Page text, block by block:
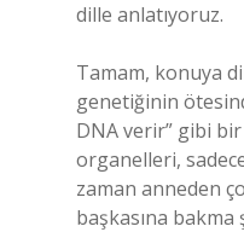
dille anlatıyoruz.
Tamam, konuya
genetiğinin
DNA verir” gibi
organelleri,
zaman anneden
başkasına